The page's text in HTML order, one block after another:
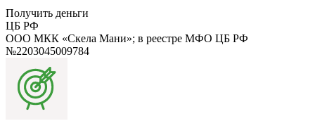
Получить деньги
ЦБ РФ
ООО МКК «Скела Мани»; в реестре МФО ЦБ РФ
№2203045009784